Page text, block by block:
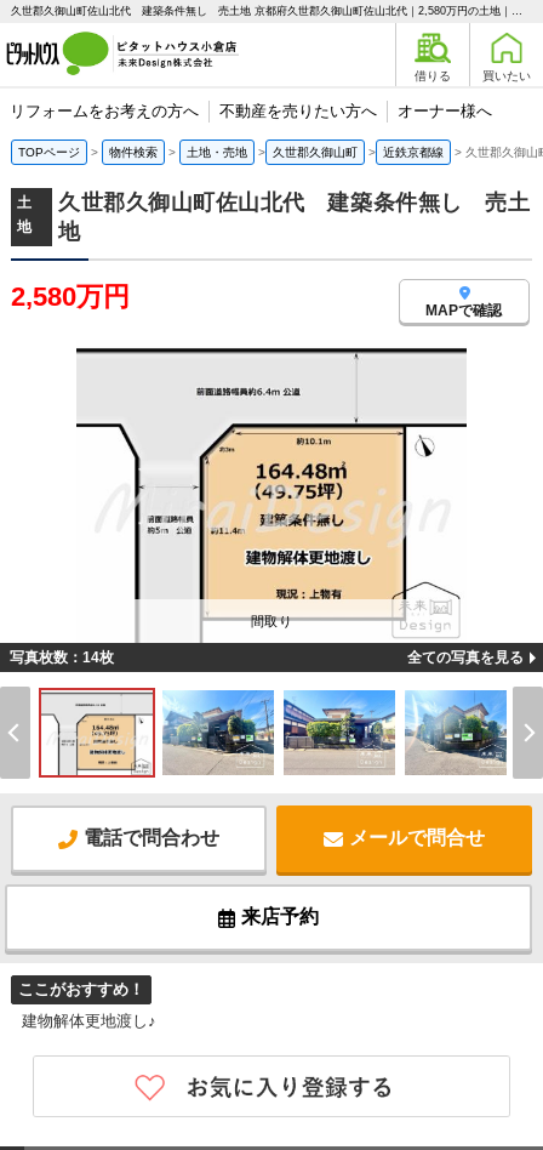
久世郡久御山町佐山北代 建築条件無し 売土地 京都府久世郡久御山町佐山北代｜2,580万円の土地｜ピタットハウス小倉店 未来Design株式会社
借りる 買いたい
リフォームをお考えの方へ 不動産を売りたい方へ オーナー様へ
TOPページ 物件検索 土地・売地 久世郡久御山町 近鉄京都線 久世郡久御
土
地
久世郡久御山町佐山北代 建築条件無し 売土
地
2,580万円 MAPで確認
間取り
写真枚数：14枚 全ての写真を見る
電話で問合わせ メールで問合せ
来店予約
ここがおすすめ！
建物解体更地渡し♪